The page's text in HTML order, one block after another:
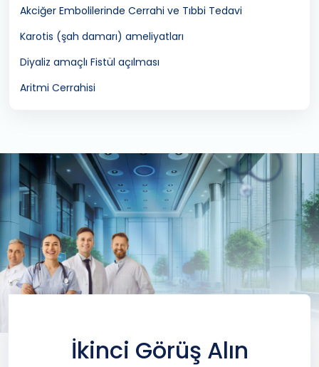
Akciğer Embolilerinde Cerrahi ve Tıbbi Tedavi
Karotis (şah damarı) ameliyatları
Diyaliz amaçlı Fistül açılması
Aritmi Cerrahisi
İkinci Görüş Alın